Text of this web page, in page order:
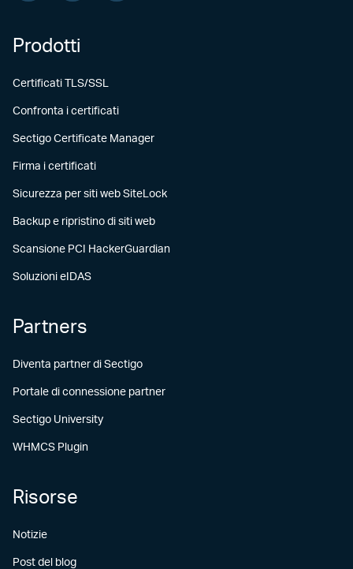
Prodotti
Certificati TLS/SSL
Confronta i certificati
Sectigo Certificate Manager
Firma i certificati
Sicurezza per siti web SiteLock
Backup e ripristino di siti web
Scansione PCI HackerGuardian
Soluzioni eIDAS
Partners
Diventa partner di Sectigo
Portale di connessione partner
Sectigo University
WHMCS Plugin
Risorse
Notizie
Post del blog